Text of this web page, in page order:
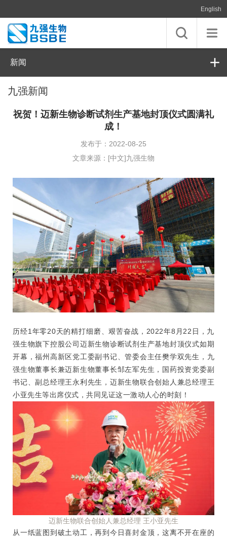
English
新闻
九强新闻
祝贺！迈新生物诊断试剂生产基地封顶仪式圆满礼
成！
发布于：2022-08-25
文章来源：[中文]九强生物
历经1年零20天的精打细磨、艰苦奋战，2022年8月22日，九
强生物旗下控股公司迈新生物诊断试剂生产基地封顶仪式如期
开幕，福州高新区党工委副书记、管委会主任樊学双先生，九
强生物董事长兼迈新生物董事长邹左军先生，国药投资党委副
书记、副总经理王永利先生，迈新生物联合创始人兼总经理王
小亚先生等出席仪式，共同见证这一激动人心的时刻！
迈新生物联合创始人兼总经理 王小亚先生
从一纸蓝图到破土动工，再到今日喜封金顶，这离不开在座的